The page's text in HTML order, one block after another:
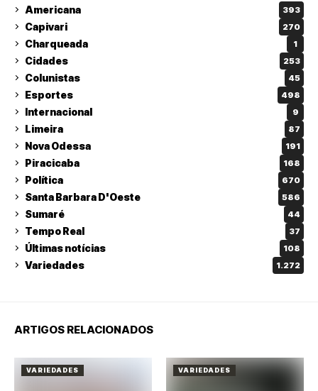
Americana 393
Capivari 270
Charqueada 1
Cidades 253
Colunistas 45
Esportes 498
Internacional 9
Limeira 87
Nova Odessa 191
Piracicaba 168
Política 670
Santa Barbara D'Oeste 586
Sumaré 44
Tempo Real 37
Últimas notícias 108
Variedades 1.272
ARTIGOS RELACIONADOS
VARIEDADES VARIEDADES